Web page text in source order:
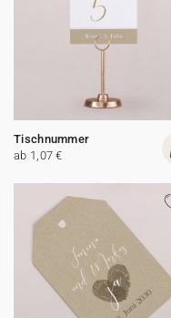
Tischnummer
ab 1,07 €